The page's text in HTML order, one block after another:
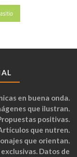
en buena onda.
que ilustran.
positivas.
que nutren.
que orientan.
Datos de